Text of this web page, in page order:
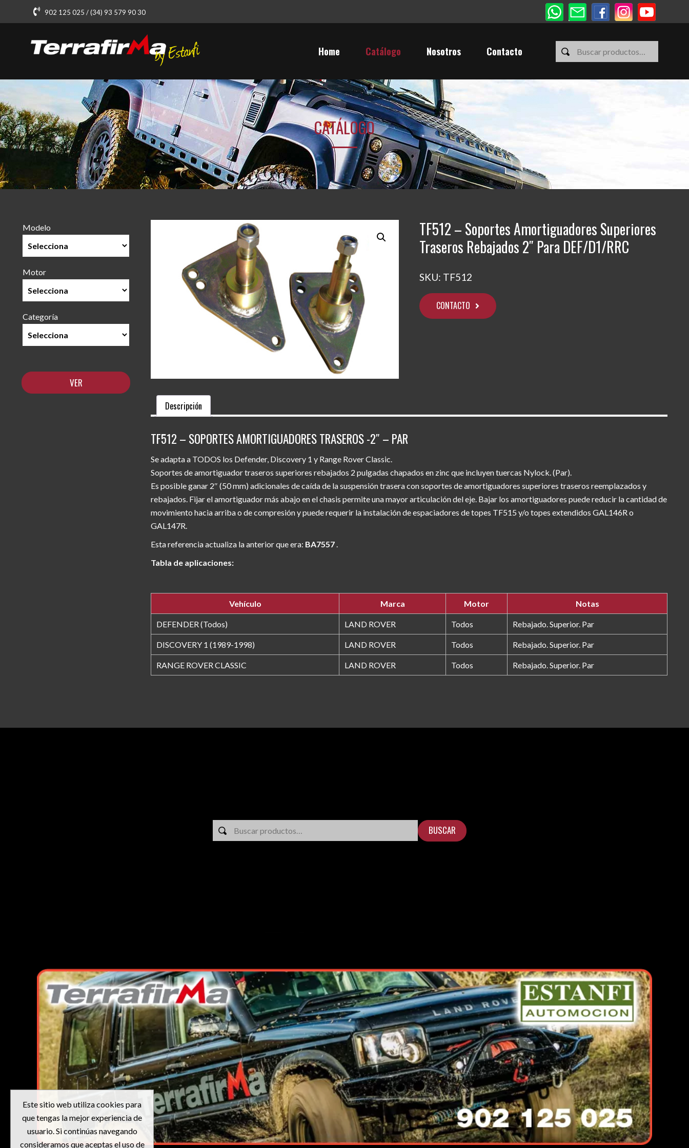
902 125 025 / (34) 93 579 90 30
Home Catálogo Nosotros Contacto
CATÁLOGO
Modelo
Motor
Categoría
TF512 – Soportes Amortiguadores Superiores
Traseros Rebajados 2″ Para DEF/D1/RRC
SKU: TF512
CONTACTO
Descripción
TF512 – SOPORTES AMORTIGUADORES TRASEROS -2″ – PAR
Se adapta a TODOS los Defender, Discovery 1 y Range Rover Classic.
Soportes de amortiguador traseros superiores rebajados 2 pulgadas chapados en zinc que incluyen tuercas Nylock. (Par).
Es posible ganar 2″ (50 mm) adicionales de caída de la suspensión trasera con soportes de amortiguadores superiores traseros reemplazados y
rebajados. Fijar el amortiguador más abajo en el chasis permite una mayor articulación del eje. Bajar los amortiguadores puede reducir la cantidad de
movimiento hacia arriba o de compresión y puede requerir la instalación de espaciadores de topes TF515 y/o topes extendidos GAL146R o
GAL147R.
Esta referencia actualiza la anterior que era: BA7557
Tabla de aplicaciones:
Vehículo Marca Motor Notas
DEFENDER (Todos) LAND ROVER Todos Rebajado. Superior. Par
DISCOVERY 1 (1989-1998) LAND ROVER Todos Rebajado. Superior. Par
RANGE ROVER CLASSIC LAND ROVER Todos Rebajado. Superior. Par
BUSCAR
Este sitio web utiliza cookies para
que tengas la mejor experiencia de
usuario. Si continúas navegando
consideramos que aceptas el uso de